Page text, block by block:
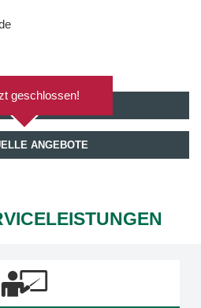
ANZEIGEN
geschlossen!
ANGEBOTE